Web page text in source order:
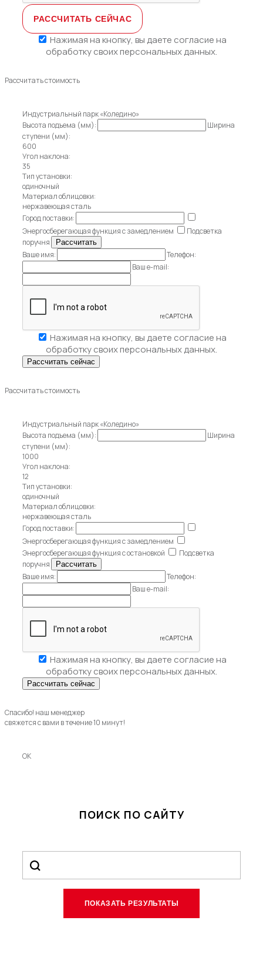
Нажимая на кнопку, вы даете согласие на
обработку своих персональных данных.
Рассчитать стоимость
Индустриальный парк «Коледино»
Высота подъема (мм):
Ширина
ступени (мм):
600
Угол наклона:
35
Тип установки:
одиночный
Материал облицовки:
нержавеющая сталь
Город поставки:
Энергосберегающая функция с замедлением
Подсветка
поручня
Ваше имя:
Телефон:
Ваш e-mail:
Нажимая на кнопку, вы даете согласие на
обработку своих персональных данных.
Рассчитать стоимость
Индустриальный парк «Коледино»
Высота подъема (мм):
Ширина
ступени (мм):
1000
Угол наклона:
12
Тип установки:
одиночный
Материал облицовки:
нержавеющая сталь
Город поставки:
Энергосберегающая функция с замедлением
Энергосберегающая функция с остановкой
Подсветка
поручня
Ваше имя:
Телефон:
Ваш e-mail:
Нажимая на кнопку, вы даете согласие на
обработку своих персональных данных.
Спасибо! наш менеджер
свяжется с вами в течение 10 минут!
OK
ПОИСК ПО САЙТУ